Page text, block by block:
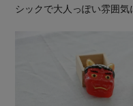
シックで大人っぽい雰囲気